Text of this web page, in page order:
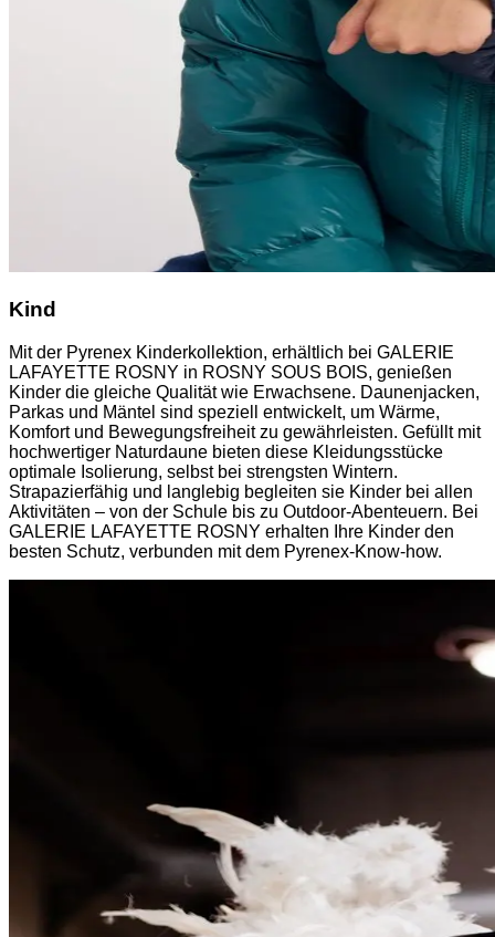
Kind
Mit der Pyrenex Kinderkollektion, erhältlich bei GALERIE
LAFAYETTE ROSNY in ROSNY SOUS BOIS, genießen
Kinder die gleiche Qualität wie Erwachsene. Daunenjacken,
Parkas und Mäntel sind speziell entwickelt, um Wärme,
Komfort und Bewegungsfreiheit zu gewährleisten. Gefüllt mit
hochwertiger Naturdaune bieten diese Kleidungsstücke
optimale Isolierung, selbst bei strengsten Wintern.
Strapazierfähig und langlebig begleiten sie Kinder bei allen
Aktivitäten – von der Schule bis zu Outdoor-Abenteuern. Bei
GALERIE LAFAYETTE ROSNY erhalten Ihre Kinder den
besten Schutz, verbunden mit dem Pyrenex-Know-how.